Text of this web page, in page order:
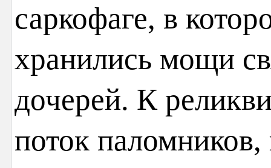
саркофаге, в
хранились мощи
дочерей. К
поток